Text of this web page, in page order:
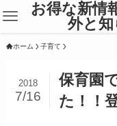
お得な新情
外と
ホーム 子育て
保育園
た！！
2018
7/16